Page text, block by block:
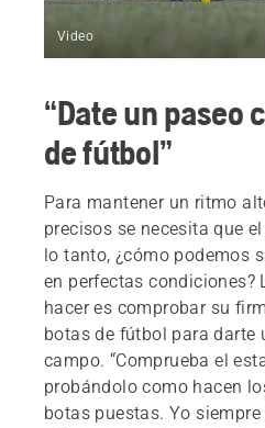
Video
“Date un paseo
de fútbol”
Para mantener un ritmo
precisos se necesita que
lo tanto, ¿cómo podemos
en perfectas condiciones?
hacer es comprobar su
botas de fútbol para darte
campo. “Comprueba el
probándolo como hacen
botas puestas. Yo